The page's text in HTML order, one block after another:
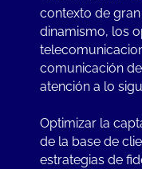
contexto de
dinamismo, los
comunicación
atención a lo
Optimizar la
de la base de
estrategias de